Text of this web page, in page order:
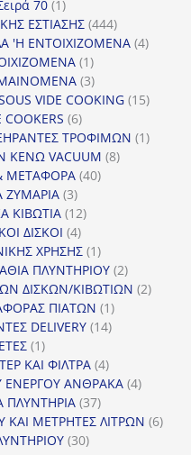
προϊόν
70 11
προϊόν
ΕΣΤΙΑΣΗΣ 444444
προϊόντα
'Η ΕΝΤΟΙΧΙΖΟΜΕΝΑ 44
11
προϊόν
33
προϊόντα
VIDE COOKING 1515
COOKERS 66
προϊόντα
ΤΡΟΦΙΜΩΝ 11
ΚΕΝΩ VACUUM 88
ΜΕΤΑΦΟΡΑ 4040
ΖΥΜΑΡΙΑ 33
προϊόντα
ΚΙΒΩΤΙΑ 1212
ΔΙΣΚΟΙ 44
προϊόντα
ΧΡΗΣΗΣ 11
προϊόν
ΠΛΥΝΤΗΡΙΟΥ 22
προϊόντα
ΔΙΣΚΩΝ/ΚΙΒΩΤΙΩΝ 22
ΠΙΑΤΩΝ 11
προϊόν
DELIVERY 1414
11
προϊόν
ΚΑΙ ΦΙΛΤΡΑ 44
προϊόντα
ΕΝΕΡΓΟΥ ΑΝΘΡΑΚΑ 44
ΠΛΥΝΤΗΡΙΑ 3737
προϊόντα
ΜΕΤΡΗΤΕΣ ΛΙΤΡΩΝ 66
3030